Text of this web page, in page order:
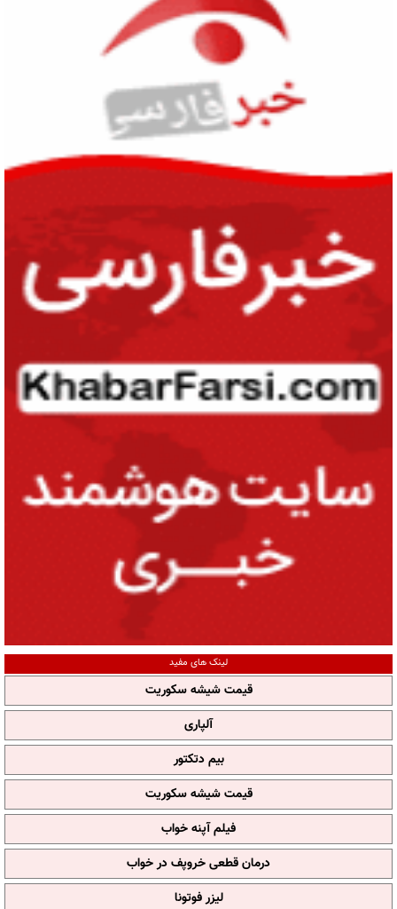
لینک های مفید
قیمت شیشه سکوریت
آلپاری
بیم دتکتور
قیمت شیشه سکوریت
فیلم آپنه خواب
درمان قطعی خروپف در خواب
لیزر فوتونا